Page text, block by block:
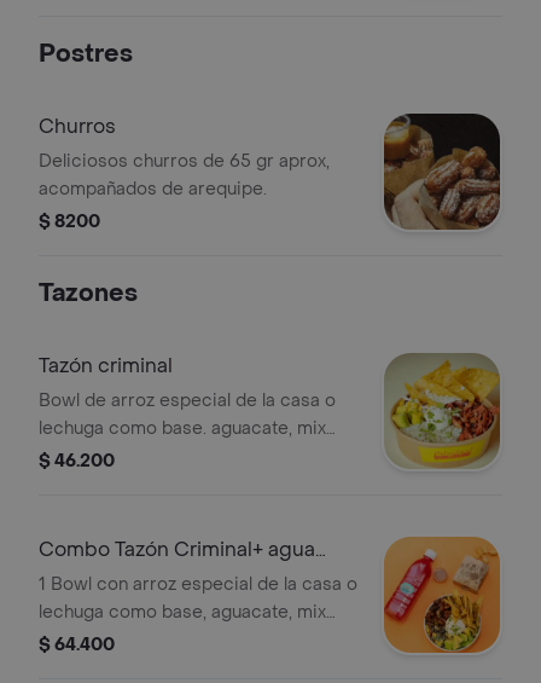
Postres
Churros
Deliciosos churros de 65 gr aprox,
acompañados de arequipe.
$ 8200
Tazones
Tazón criminal
Bowl de arroz especial de la casa o
lechuga como base. aguacate, mix
vegetariano, proteína a elección, sour
$ 46.200
Combo Tazón Criminal+ agua
fresca y churros Arequipe
1 Bowl con arroz especial de la casa o
lechuga como base, aguacate, mix
vegetariano, proteína a elección, sour
$ 64.400